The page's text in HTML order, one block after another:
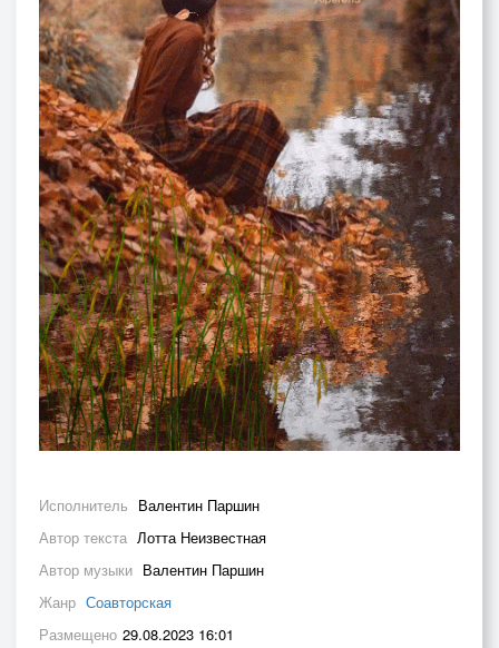
Исполнитель Валентин Паршин
Автор текста Лотта Неизвестная
Автор музыки Валентин Паршин
Жанр Соавторская
Размещено 29.08.2023 16:01